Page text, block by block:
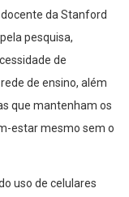
da Stanford
pesquisa,
de
de ensino, além
que mantenham os
estar mesmo sem o
uso de celulares